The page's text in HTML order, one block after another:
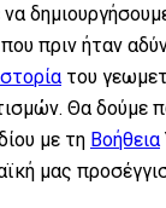
πριν ήταν
του
Θα δούμε
με τη Βοήθεια
μας